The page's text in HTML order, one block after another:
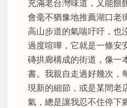
充滿老台灣味道，又能餵
會毫不猶豫地推薦湖口老
高山步道的氣喘吁吁，也
過度喧嘩，它就是一條安
磚拱廊構成的街道，像一
書。我親自走過好幾次，
現新的細節，或是某間老
氣，總是讓我忍不住停下